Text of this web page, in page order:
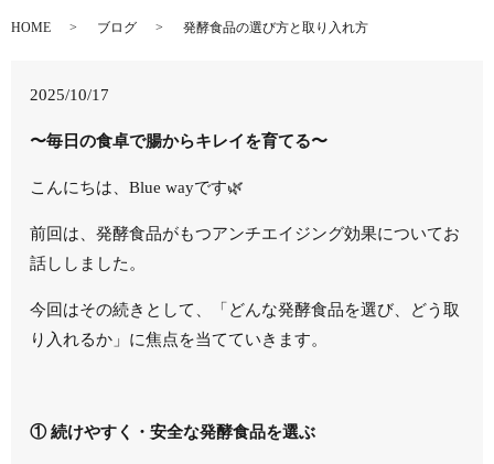
HOME ブログ 発酵食品の選び方と取り入れ方
2025/10/17
〜毎日の食卓で腸からキレイを育てる〜
こんにちは、Blue wayです🌿
前回は、発酵食品がもつアンチエイジング効果についてお
話ししました。
今回はその続きとして、「どんな発酵食品を選び、どう取
り入れるか」に焦点を当てていきます。
① 続けやすく・安全な発酵食品を選ぶ